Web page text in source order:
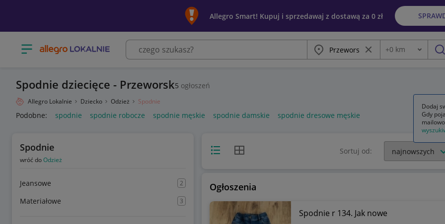
Allegro Smart! Kupuj i sprzedawaj z dostawą za 0 zł
Otwórz menu z kategoriami Miasto Wyczyść frazę
Odległość
+0 km
Spodnie dziecięce - Przeworsk5 ogłoszeń
Allegro Lokalnie Dziecko Odzież Spodnie
Podobne: spodnie spodnie robocze spodnie męskie spodnie damskie spodnie dresowe męskie
Spodnie
wróć doOdzież
Jeansowe 2
Materiałowe 3
Widok listyWidok siatki Sortuj od:
Ogłoszenia
Spodnie r 134. Jak nowe
Dodaj
Gdy